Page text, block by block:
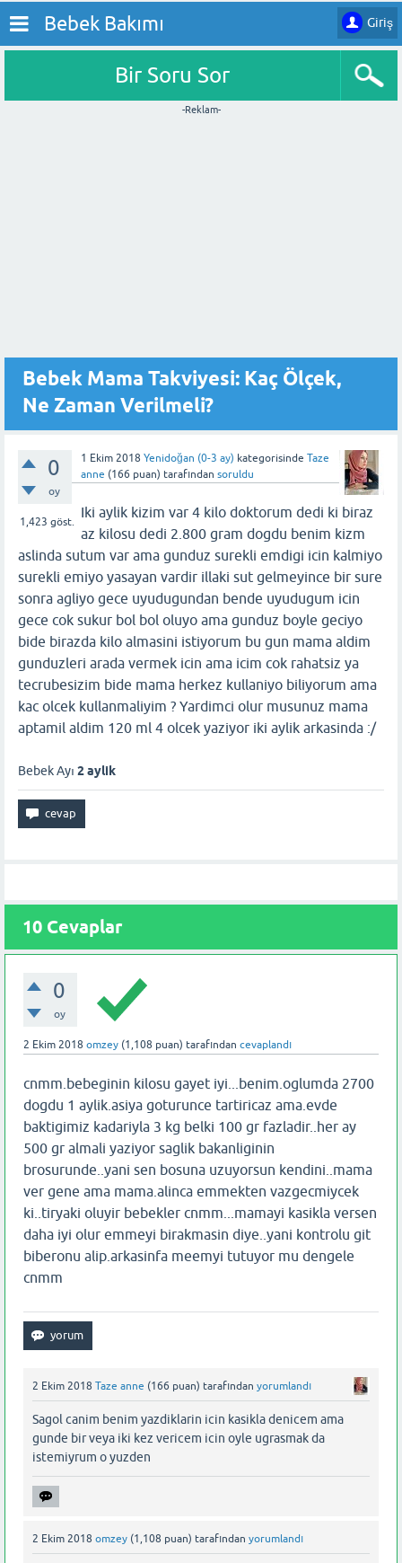
Giriş
Bebek Bakımı
Bir Soru Sor
-Reklam-
Bebek Mama Takviyesi: Kaç Ölçek,
Ne Zaman Verilmeli?
0
oy
1,423 göst.
1 Ekim 2018 Yenidoğan (0-3 ay) kategorisinde Taze
anne (166 puan) tarafından soruldu
Iki aylik kizim var 4 kilo doktorum dedi ki biraz
az kilosu dedi 2.800 gram dogdu benim kizm
aslinda sutum var ama gunduz surekli emdigi icin kalmiyo
surekli emiyo yasayan vardir illaki sut gelmeyince bir sure
sonra agliyo gece uyudugundan bende uyudugum icin
gece cok sukur bol bol oluyo ama gunduz boyle geciyo
bide birazda kilo almasini istiyorum bu gun mama aldim
gunduzleri arada vermek icin ama icim cok rahatsiz ya
tecrubesizim bide mama herkez kullaniyo biliyorum ama
kac olcek kullanmaliyim ? Yardimci olur musunuz mama
aptamil aldim 120 ml 4 olcek yaziyor iki aylik arkasinda :/
Bebek Ayı 2 aylik
10 Cevaplar
0
oy
2 Ekim 2018 omzey (1,108 puan) tarafından cevaplandı
cnmm.bebeginin kilosu gayet iyi...benim.oglumda 2700
dogdu 1 aylik.asiya goturunce tartiricaz ama.evde
baktigimiz kadariyla 3 kg belki 100 gr fazladir..her ay
500 gr almali yaziyor saglik bakanliginin
brosurunde..yani sen bosuna uzuyorsun kendini..mama
ver gene ama mama.alinca emmekten vazgecmiycek
ki..tiryaki oluyir bebekler cnmm...mamayi kasikla versen
daha iyi olur emmeyi birakmasin diye..yani kontrolu git
biberonu alip.arkasinfa meemyi tutuyor mu dengele
cnmm
2 Ekim 2018 Taze anne (166 puan) tarafından yorumlandı
Sagol canim benim yazdiklarin icin kasikla denicem ama
gunde bir veya iki kez vericem icin oyle ugrasmak da
istemiyrum o yuzden
2 Ekim 2018 omzey (1,108 puan) tarafından yorumlandı